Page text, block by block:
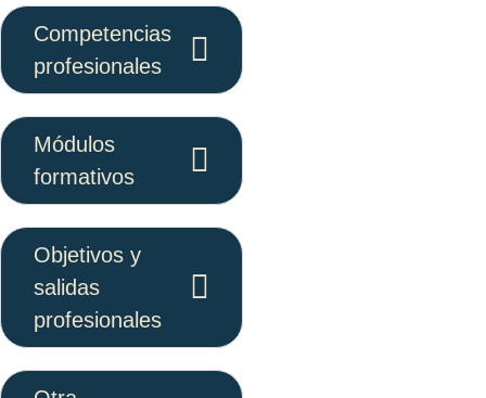
Competencias
profesionales
Módulos
formativos
Objetivos y
salidas
profesionales